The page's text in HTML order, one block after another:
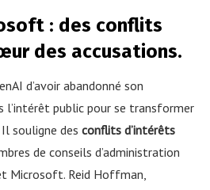
: des conflits
des accusations.
d’avoir abandonné son
l’intérêt public pour se transformer
souligne des conflits d’intérêts
de conseils d’administration
Microsoft. Reid Hoffman,